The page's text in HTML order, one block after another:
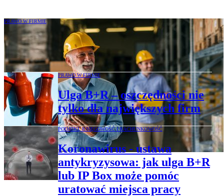
PRAWO W FIRMIE
Zagraniczne fundacje dla polskich firm
rodzinnych. Jest wyrok
PRAWO W FIRMIE
Ulga B+R – oszczędności nie
tylko dla największych firm
PODATKI, KSIĘGOWOŚĆ I RACHUNKOWOŚĆ
Koronawirus - ustawa
antykryzysowa: jak ulga B+R
lub IP Box może pomóc
uratować miejsca pracy